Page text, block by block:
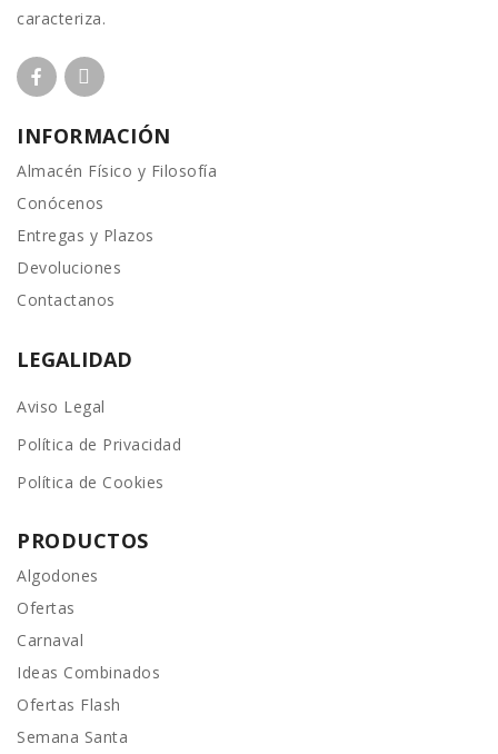
caracteriza.
INFORMACIÓN
Almacén Físico y Filosofía
Conócenos
Entregas y Plazos
Devoluciones
Contactanos
LEGALIDAD
Aviso Legal
Política de Privacidad
Política de Cookies
PRODUCTOS
Algodones
Ofertas
Carnaval
Ideas Combinados
Ofertas Flash
Semana Santa